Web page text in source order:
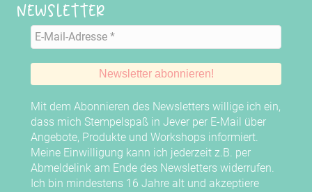
Newsletter
Mit dem Abonnieren des Newsletters willige ich ein,
dass mich Stempelspaß in Jever per E-Mail über
Angebote, Produkte und Workshops informiert.
Meine Einwilligung kann ich jederzeit z.B. per
Abmeldelink am Ende des Newsletters widerrufen.
Ich bin mindestens 16 Jahre alt und akzeptiere